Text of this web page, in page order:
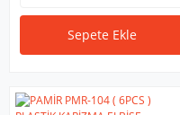
Sepete Ekle